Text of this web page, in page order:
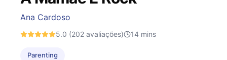
Ana Cardoso
5.0 (202 avaliações) 14 mins
Parenting